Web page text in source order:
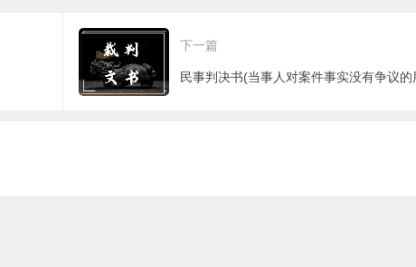
下一篇
民事判决书(当事人对案件事实没有争议的